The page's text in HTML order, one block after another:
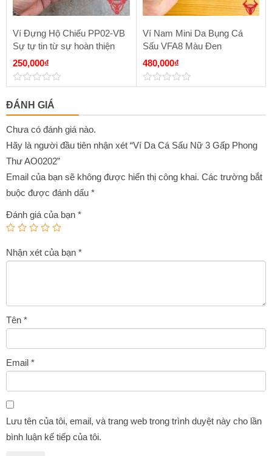
Ví Đựng Hộ Chiếu PP02-VB
Sự tự tin từ sự hoàn thiện
250,000₫
0
out
of
5
Ví Nam Mini Da Bụng Cá
Sấu VFA8 Màu Đen
480,000₫
0
5
ĐÁNH GIÁ
Chưa có đánh giá nào.
Hãy là người đầu tiên nhận xét “Ví Da Cá Sấu Nữ 3 Gấp Phong
Thư AO0202”
Email của bạn sẽ không được hiển thị công khai. Các trường bắt
buộc được đánh dấu *
Đánh giá của bạn *
Nhận xét của bạn *
Tên *
Email *
Lưu tên của tôi, email, và trang web trong trình duyệt này cho lần
bình luận kế tiếp của tôi.